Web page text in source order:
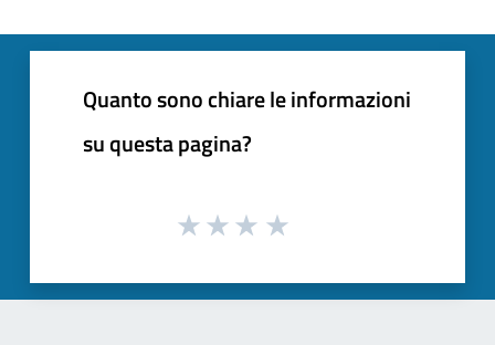
Quanto sono chiare le informazioni
su questa pagina?